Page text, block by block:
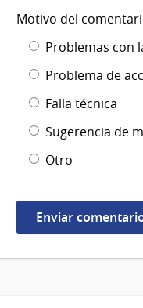
Motivo del
Problemas con
Problema de
Falla técnica
Sugerencia de
Otro